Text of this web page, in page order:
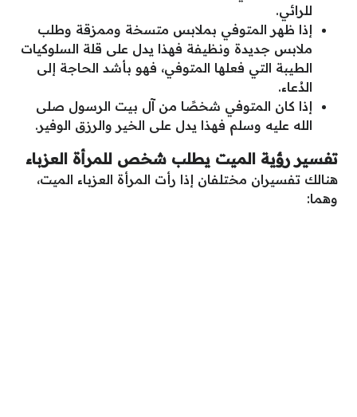
للرائي.
إذا ظهر المتوفي بملابس متسخة وممزقة وطلب
ملابس جديدة ونظيفة فهذا يدل على قلة السلوكيات
الطيبة التي فعلها المتوفي، فهو بأشد الحاجة إلى
الدُعاء.
إذا كان المتوفي شخصًا من آل بيت الرسول صلى
الله عليه وسلم فهذا يدل على الخير والرزق الوفير.
تفسير رؤية الميت يطلب شخص للمرأة العزباء
هنالك تفسيران مختلفان إذا رأت المرأة العزباء الميت،
وهما: